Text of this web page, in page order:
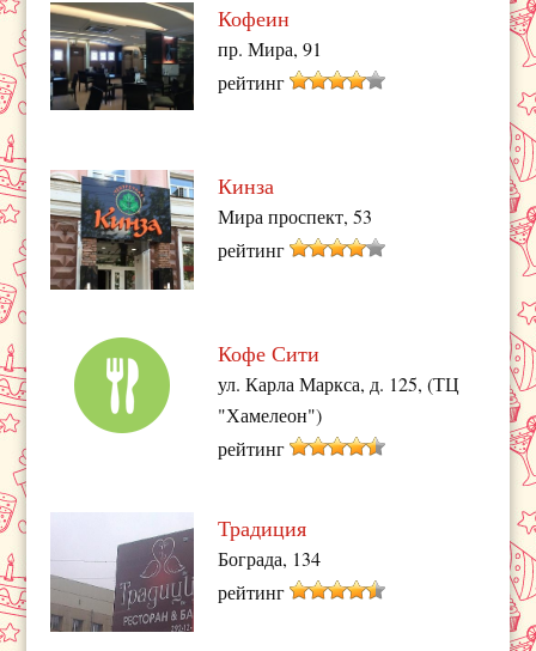
Кофеин
пр. Мира, 91
рейтинг
Кинза
Мира проспект, 53
рейтинг
Кофе Сити
ул. Карла Маркса, д. 125, (ТЦ
"Хамелеон")
рейтинг
Традиция
Бограда, 134
рейтинг